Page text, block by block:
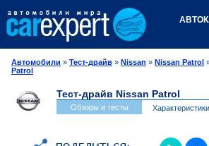
Автомобили » Тест-драйв » Nissan » Nissan Patrol
Patrol
Тест-драйв Nissan Patrol
Обзоры и тесты Характеристики